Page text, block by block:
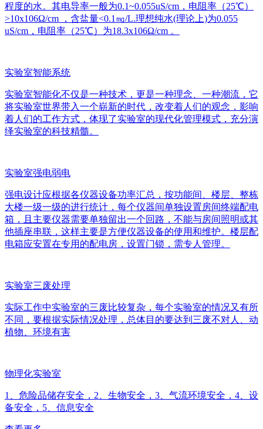
程度的水。其电导率一般为0.1~0.055uS/cm，电阻率（25℃）
>10x106Ω/cm ，含盐量<0.1㎎/L.理想纯水(理论上)为0.055
uS/cm，电阻率（25℃）为18.3x106Ω/cm 。
实验室智能系统
实验室智能化不仅是一种技术，更是一种理念、一种潮流，它
将实验室世界带入一个崭新的时代，改变着人们的观念，影响
着人们的工作方式，体现了实验室的现代化管理模式，充分演
绎实验室的科技精髓。
实验室强电弱电
强电设计应根据各仪器设备功率汇总，按功能间、楼层、整栋
大楼一级一级的进行统计，每个仪器间单独设置房间终端配电
箱，且主要仪器需要单独留出一个回路，不能与房间照明或其
他插座串联，这样主要是方便仪器设备的使用和维护。楼层配
电箱应安置在专用的配电房，设置门锁，需专人管理。
实验室三废处理
实际工作中实验室的三废比较复杂，每个实验室的情况又有所
不同，要根据实际情况处理，总体目的要达到三废不对人、动
植物、环境有害
物理化实验室
1、危险品储存安全，2、生物安全，3、气流环境安全，4、设
备安全，5、信息安全